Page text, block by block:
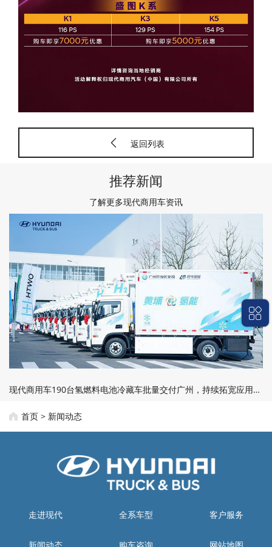
返回列表
推荐新闻
了解更多现代商用车资讯
现代商用车190台氢燃料电池冷藏车批量交付广州，持续拓宽应用边界
首页 > 新闻动态
走进现代 全系车型 客户服务